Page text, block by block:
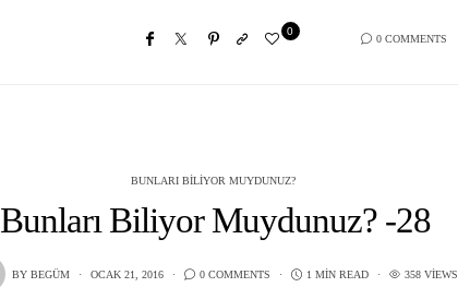
0
0 COMMENTS
BUNLARI BILIYOR MUYDUNUZ?
Bunları Biliyor Muydunuz? -28
BY BEGÜM OCAK 21, 2016 0 COMMENTS 1 MIN READ 358 VIEWS